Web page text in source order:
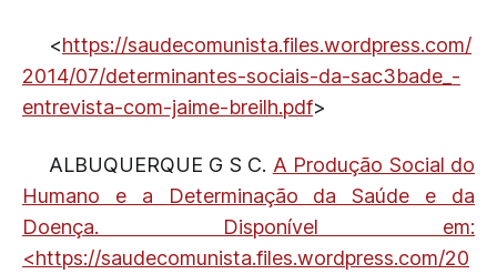
<https://saudecomunista.files.wordpress.com/
2014/07/determinantes-sociais-da-sac3bade_-
entrevista-com-jaime-breilh.pdf>
ALBUQUERQUE G S C. A Produção Social do
Humano e a Determinação da Saúde e da
Doença. Disponível em:
<https://saudecomunista.files.wordpress.com/20